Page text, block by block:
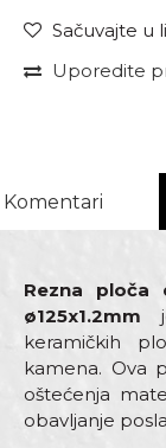
Sačuvajte u
Uporedite
Komentari
Rezna ploča
ø125x1.2mm
keramičkih
kamena. Ova
oštećenja
obavljanje